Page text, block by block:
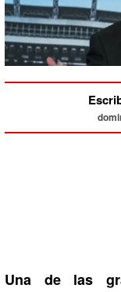
Una de las